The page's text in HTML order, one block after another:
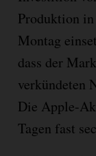
Produktion
Montag
dass der
verkündeten
Die Apple-
Tagen fast